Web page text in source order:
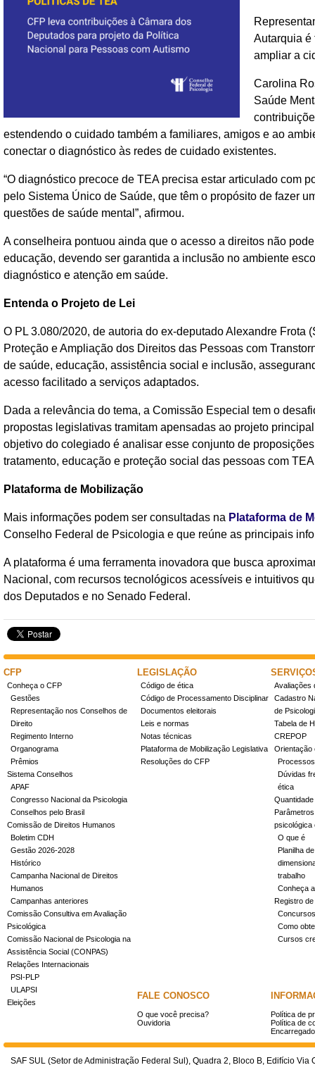
Autarquia é
ampliar a
Carolina
Saúde
estendendo o cuidado também a familiares, amigos e ao
conectar o diagnóstico às redes de cuidado existentes.
“O diagnóstico precoce de TEA precisa estar articulado com
pelo Sistema Único de Saúde, que têm o propósito de fazer
questões de saúde mental”, afirmou.
A conselheira pontuou ainda que o acesso a direitos não
educação, devendo ser garantida a inclusão no ambiente
diagnóstico e atenção em saúde.
Entenda o Projeto de Lei
O PL 3.080/2020, de autoria do ex-deputado Alexandre
Proteção e Ampliação dos Direitos das Pessoas com
de saúde, educação, assistência social e inclusão,
acesso facilitado a serviços adaptados.
Dada a relevância do tema, a Comissão Especial tem o
propostas legislativas tramitam apensadas ao projeto
objetivo do colegiado é analisar esse conjunto de
tratamento, educação e proteção social das pessoas com
Plataforma de Mobilização
Mais informações podem ser consultadas na Plataforma de
Conselho Federal de Psicologia e que reúne as principais
A plataforma é uma ferramenta inovadora que busca
Nacional, com recursos tecnológicos acessíveis e intuitivos
dos Deputados e no Senado Federal.
CFP
Conheça o CFP
Gestões
Representação nos Conselhos de
Direito
Regimento Interno
Organograma
Prêmios
Sistema Conselhos
APAF
Congresso Nacional da Psicologia
Conselhos pelo Brasil
Comissão de Direitos Humanos
Boletim CDH
Gestão 2026-2028
Histórico
Campanha Nacional de Direitos
Humanos
Campanhas anteriores
Comissão Consultiva em Avaliação
Psicológica
Comissão Nacional de Psicologia na
Assistência Social (CONPAS)
Relações Internacionais
PSI-PLP
ULAPSI
Eleições
LEGISLAÇÃO
Código de ética
Código de Processamento Disciplinar
Documentos eleitorais
Leis e normas
Notas técnicas
Plataforma de Mobilização Legislativa
Resoluções do CFP
Avaliações
Cadastro
de
Tabela de
CREPOP
Orientação
Dúvidas
ética
psicológica
O que é
Planilha
trabalho
Conheça
Registro
Concursos
Como
Cursos
FALE CONOSCO
O que você precisa?
Ouvidoria
Política de
Política de
SAF SUL (Setor de Administração Federal Sul), Quadra 2, Bloco B, Edifício